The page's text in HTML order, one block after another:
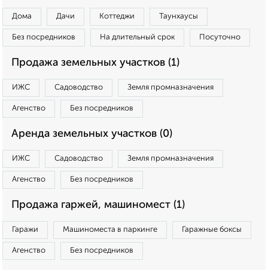
Дома Дачи Коттеджи Таунхаусы
Без посредников На длительный срок Посуточно
Продажа земельных участков (1)
ИЖС Садоводство Земля промназначения
Агенство Без посредников
Аренда земельных участков (0)
ИЖС Садоводство Земля промназначения
Агенство Без посредников
Продажа гаржей, машиномест (1)
Гаражи Машиноместа в паркинге Гаражные боксы
Агенство Без посредников